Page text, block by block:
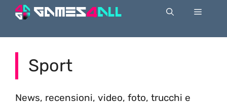
Menu
Sport
News, recensioni, video, foto, trucchi e